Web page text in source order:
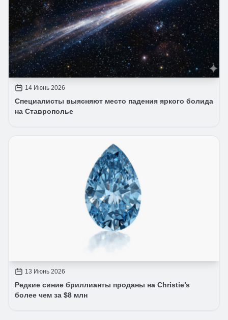
14 Июнь 2026
Специалисты выясняют место падения яркого болида
на Ставрополье
13 Июнь 2026
Редкие синие бриллианты проданы на Christie’s
более чем за $8 млн